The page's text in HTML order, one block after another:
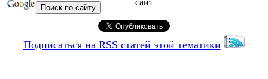
Подписаться на RSS статей этой тематики